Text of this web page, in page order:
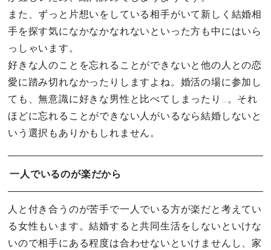
また、ずっと片想いをしている相手がいて新しく結婚相
手を探す気になかなかなれないといった方も中にはいら
っしゃいます。
好きな人のことを忘れることができないと他の人との恋
愛に踏み切れなかったりしますよね。婚活の場に参加し
ても、無意識に好きな男性と比べてしまったり…。それ
ほどに忘れることができない人がいるなら結婚しないと
いう選択もありかもしれません。
一人でいるのが楽だから
人と付き合うのが苦手で一人でいる方が楽だと考えてい
る女性もいます。結婚すると共同生活をしないといけな
いので相手にある程度は合わせないといけませんし、家